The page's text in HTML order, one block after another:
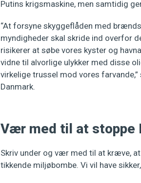
Putins krigsmaskine, men samtidig
“At forsyne skyggeflåden med
myndigheder skal skride ind overfor
risikerer at søbe vores kyster og
vidne til alvorlige ulykker med disse
virkelige trussel mod vores
Danmark.
Vær med til at stoppe
Skriv under og vær med til at kræve,
tikkende miljøbombe. Vi vil have